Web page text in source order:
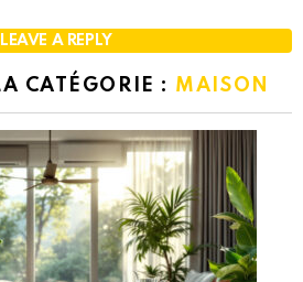
LEAVE A REPLY
CATÉGORIE : MAISON